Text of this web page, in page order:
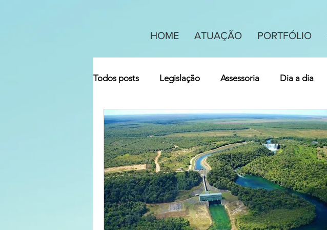
HOME ATUAÇÃO PORTFÓLIO
Todos posts Legislação Assessoria Dia a dia